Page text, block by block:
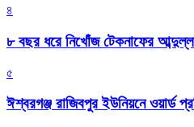
৪
৮ বছর ধরে নিখোঁজ টেকনাফের
৫
ঈশ্বরগঞ্জ রাজিবপুর ইউনিয়নে ওয়ার্ড